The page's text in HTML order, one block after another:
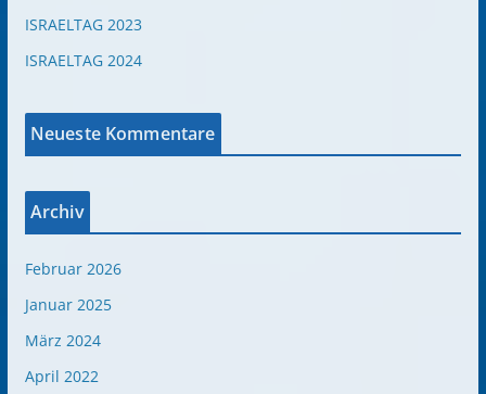
ISRAELTAG 2023
ISRAELTAG 2024
Neueste Kommentare
Archiv
Februar 2026
Januar 2025
März 2024
April 2022